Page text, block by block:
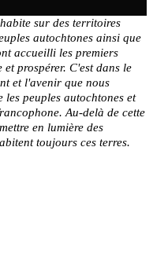
sur des territoires
autochtones ainsi que
accueilli les premiers
prospérer. C'est dans le
et l'avenir que nous
peuples autochtones et
Au-delà de cette
en lumière des
toujours ces terres.